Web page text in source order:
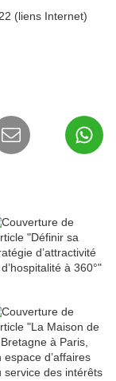
(liens Internet)